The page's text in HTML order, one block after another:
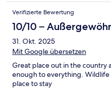
First off, many of the snacks
of wine was from California.
never able to get the cable
screen just stayed black. At
shower head was terrible and
very poor. The shower head
bubble bath that was set out
boyfriend and I also noticed
also very small. As the night
Verifizierte Bewertung
10/10 –
31. Okt. 2025
Mit Google übersetzen
Great place out in the country
enough to everything. Wildlife
place to stay